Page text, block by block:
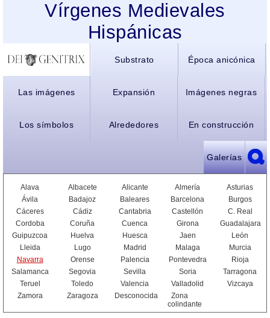
Vírgenes Medievales
Hispánicas
Substrato Época anicónica
Las imágenes Expansión Imágenes negras
Los símbolos Alrededores En construcción
Galerías
Alava Albacete Alicante Almería
Asturias
Ávila
Badajoz Baleares Barcelona
Burgos
Cáceres
Cádiz Cantabria Castellón
C. Real
Cordoba
Coruña Cuenca Girona
Guadalajara
Guipuzcoa
Huelva Huesca Jaen
León
Lleida
Lugo Madrid Malaga
Murcia
Navarra
Orense Palencia Pontevedra
Rioja
Salamanca
Segovia Sevilla Soria
Tarragona
Teruel
Toledo Valencia Valladolid
Vizcaya
Zamora
Zaragoza Desconocida
Zona
colindante